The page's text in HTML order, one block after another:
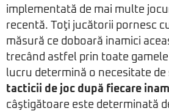
implementată de mai multe
recentă. Toţi jucătorii pornesc
măsură ce doboară inamici
trecând astfel prin toate
lucru determină o necesitate de
tacticii de joc după fiecare
câştigătoare este determinată